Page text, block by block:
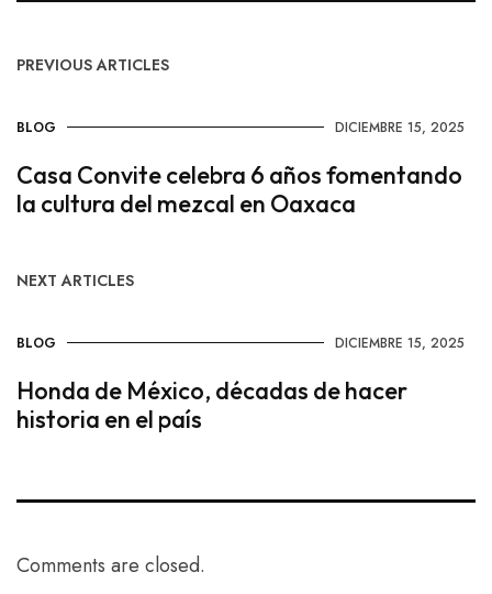
PREVIOUS ARTICLES
BLOG DICIEMBRE 15, 2025
Casa Convite celebra 6 años fomentando
la cultura del mezcal en Oaxaca
NEXT ARTICLES
BLOG DICIEMBRE 15, 2025
Honda de México, décadas de hacer
historia en el país
Comments are closed.